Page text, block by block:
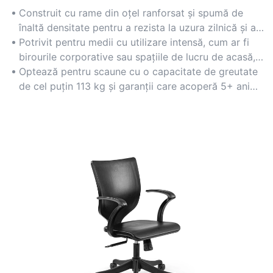
Construit cu rame din oțel ranforsat și spumă de
înaltă densitate pentru a rezista la uzura zilnică și a
menține integritatea structurală de-a lungul anilor.
Potrivit pentru medii cu utilizare intensă, cum ar fi
birourile corporative sau spațiile de lucru de acasă,
care necesită fiabilitate pe termen lung.
Optează pentru scaune cu o capacitate de greutate
de cel puțin 113 kg și garanții care acoperă 5+ ani